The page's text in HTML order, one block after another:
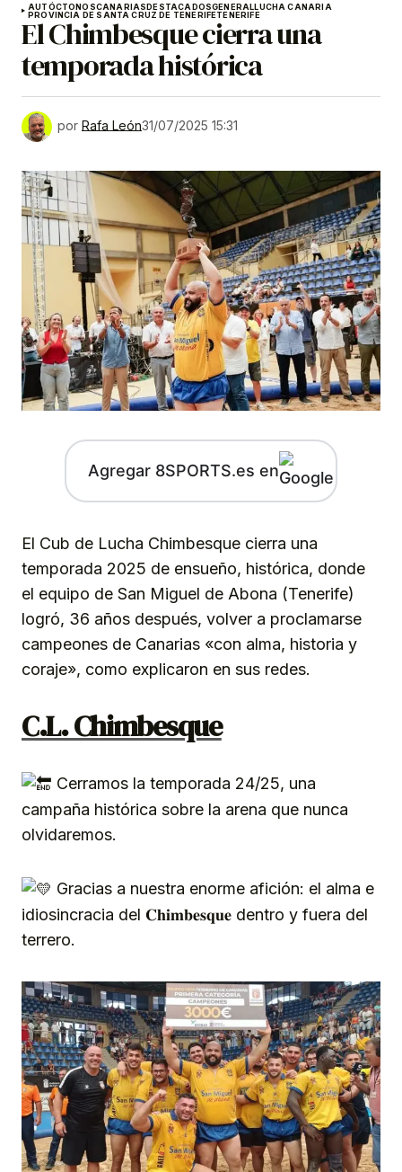
AUTÓCTONOSCANARIASDESTACADOSGENERALLUCHA CANARIA
PROVINCIA DE SANTA CRUZ DE TENERIFETENERIFE
El Chimbesque cierra una
temporada histórica
por Rafa León31/07/2025 15:31
Agregar 8SPORTS.es en
El Cub de Lucha Chimbesque cierra una
temporada 2025 de ensueño, histórica, donde
el equipo de San Miguel de Abona (Tenerife)
logró, 36 años después, volver a proclamarse
campeones de Canarias «con alma, historia y
coraje», como explicaron en sus redes.
C.L. Chimbesque
Cerramos la temporada 24/25, una
campaña histórica sobre la arena que nunca
olvidaremos.
Gracias a nuestra enorme afición: el alma e
idiosincracia del 𝐂𝐡𝐢𝐦𝐛𝐞𝐬𝐪𝐮𝐞 dentro y fuera del
terrero.